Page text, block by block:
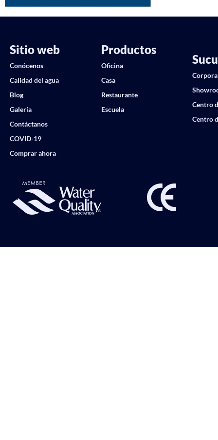
Sitio web
Conócenos
Calidad del agua
Blog
Galería
Contáctanos
COVID-19
Comprar ahora
Productos
Oficina
Casa
Restaurante
Escuela
Centro
Centro